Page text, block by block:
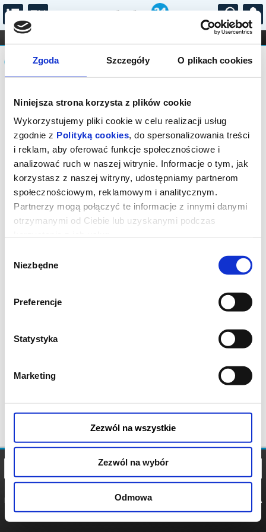
Zgoda Szczegóły O plikach cookies
Niniejsza strona korzysta z plików cookie
Wykorzystujemy pliki cookie w celu realizacji usług
zgodnie z Polityką cookies, do spersonalizowania treści
i reklam, aby oferować funkcje społecznościowe i
analizować ruch w naszej witrynie. Informacje o tym, jak
korzystasz z naszej witryny, udostępniamy partnerom
społecznościowym, reklamowym i analitycznym.
Partnerzy mogą połączyć te informacje z innymi danymi
otrzymanymi od Ciebie lub uzyskanymi podczas
zgody
Niezbędne
Preferencje
Statystyka
Marketing
Zezwól na wszystkie
Zezwól na wybór
Odmowa
...
FILHARMONIA OPERA I BALET
STAND-UP
DLA DZIECI
Komunikat
Seans wyprzedany.
POLITYKA
POLITYKA